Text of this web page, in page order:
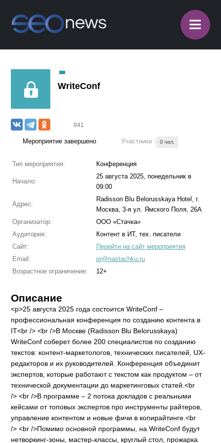
≡
WriteConf
941
Мероприятие завершено Участники 0 чел.
Тип мероприятия: Конференция
Начало:
25 августа 2025, понедельник в
09:00
Адрес:
Radisson Blu Belorusskaya Hotel, г.
Москва, 3-я ул. Ямского Поля, 26А
Организатор:
ООО «Стачка»
Аудитория:
Контент в ИТ, тех. писатели
Сайт:
Перейти на сайт мероприятия
Email:
pr@nastachku.ru
Возрастное ограничение:
12+
Описание
<p>25 августа 2025 года состоится WriteConf –
профессиональная конференция по созданию контента в
IT<br /> <br />В Москве (Radisson Blu Belorusskaya)
WriteConf соберет более 200 специалистов по созданию
текстов: контент-маркетологов, технических писателей, UX-
редакторов и их руководителей. Конференция объединит
экспертов, которые работают с текстом как продуктом – от
технической документации до маркетинговых статей.<br
/> <br />В программе – 2 потока докладов с реальными
кейсами от топовых экспертов про инструменты райтеров,
управление контентом и новые фичи в копирайтинге.<br
/> <br />Помимо основной программы, на WriteConf будут
нетворкинг-зоны, мастер-классы, круглый стол, прожарка